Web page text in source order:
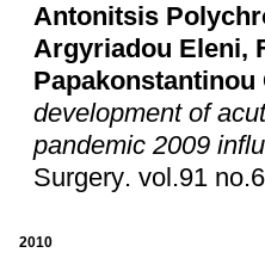
Antonitsis
Argyriadou Eleni,
Papakonstantinou
development of
pandemic 2009
Surgery.
2010